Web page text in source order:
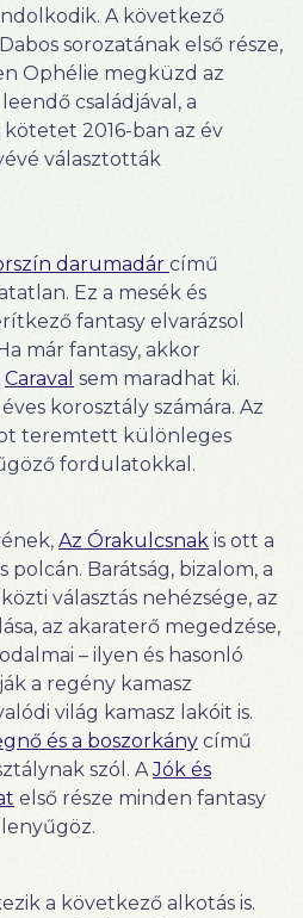
A következő
sorozatának első része,
Ophélie megküzd az
családjával, a
2016-ban az év
választották
darumadár című
Ez a mesék és
fantasy elvarázsol
már fantasy, akkor
Caraval sem maradhat ki.
éves korosztály számára. Az
teremtett különleges
fordulatokkal.
Az Órakulcsnak is ott a
polcán. Barátság, bizalom, a
választás nehézsége, az
az akaraterő megedzése,
– ilyen és hasonló
a regény kamasz
világ kamasz lakóit is.
és a boszorkány című
szól. AJók és
első része minden fantasy
a következő alkotás is.